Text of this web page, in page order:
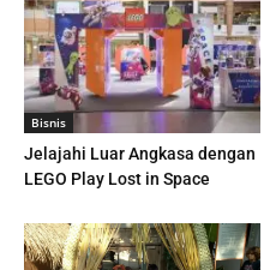
Bisnis
Jelajahi Luar Angkasa dengan
LEGO Play Lost in Space